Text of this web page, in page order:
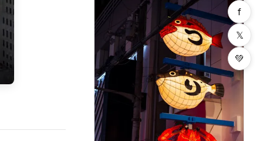
f
𝕏
💚